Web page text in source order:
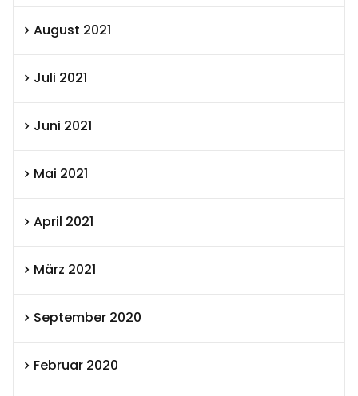
August 2021
Juli 2021
Juni 2021
Mai 2021
April 2021
März 2021
September 2020
Februar 2020